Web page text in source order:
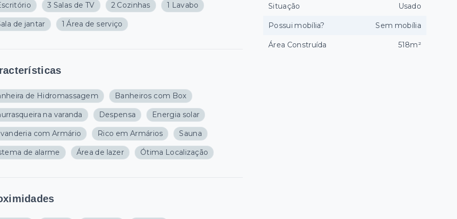
3 Salas de TV 2 Cozinhas 1 Lavabo
de jantar 1 Área de serviço
de Hidromassagem Banheiros com Box
na varanda Despensa Energia solar
com Armário Rico em Armários Sauna
de alarme Área de lazer Ótima Localização
Situação Usado
Possui mobília? Sem mobília
Área Construída 518m²